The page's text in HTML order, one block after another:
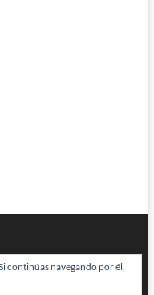
continúas navegando por él,